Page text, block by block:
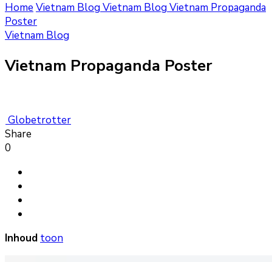
Home Vietnam BlogVietnam BlogVietnam Propaganda
Poster
Vietnam Blog
Vietnam Propaganda Poster
Globetrotter
Share
0
Inhoud toon